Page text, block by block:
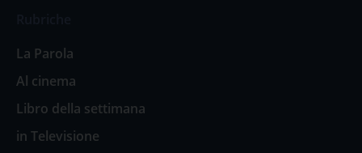
La Parola
Al cinema
Libro della settimana
in Televisione